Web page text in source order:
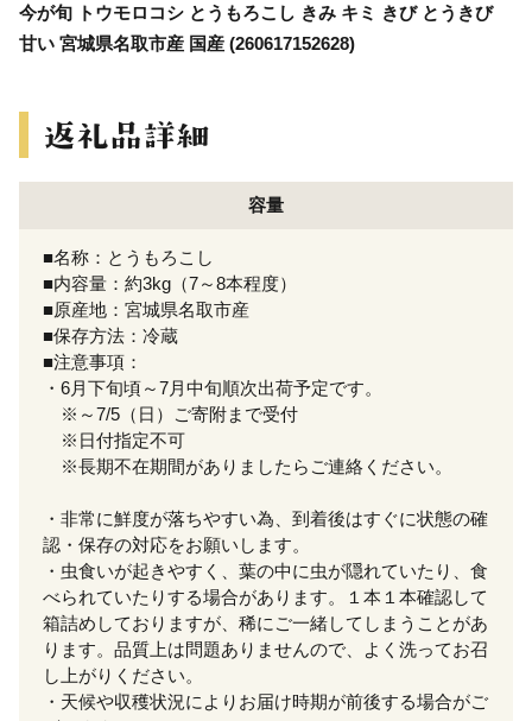
今が旬 トウモロコシ とうもろこし きみ キミ きび とうきび
甘い 宮城県名取市産 国産 (260617152628)
容量
■名称：とうもろこし
■内容量：約3kg（7～8本程度）
■原産地：宮城県名取市産
■保存方法：冷蔵
■注意事項：
・6月下旬頃～7月中旬順次出荷予定です。
※～7/5（日）ご寄附まで受付
※日付指定不可
※長期不在期間がありましたらご連絡ください。
・非常に鮮度が落ちやすい為、到着後はすぐに状態の確
認・保存の対応をお願いします。
・虫食いが起きやすく、葉の中に虫が隠れていたり、食
べられていたりする場合があります。１本１本確認して
箱詰めしておりますが、稀にご一緒してしまうことがあ
ります。品質上は問題ありませんので、よく洗ってお召
し上がりください。
・天候や収穫状況によりお届け時期が前後する場合がご